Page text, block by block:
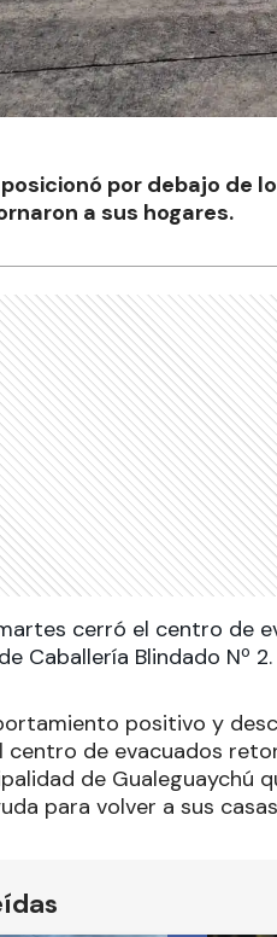
por debajo de
a sus hogares.
cerró el centro de
Caballería Blindado Nº 2.
positivo y
centro de evacuados
de Gualeguaychú
para volver a sus